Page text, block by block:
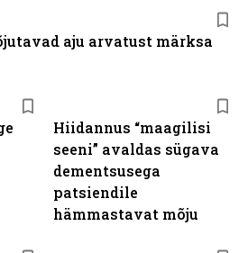
Hiidannus “maagilisi
seeni” avaldas sügava
dementsusega
patsiendile
hämmastavat mõju
aju arvatust märksa